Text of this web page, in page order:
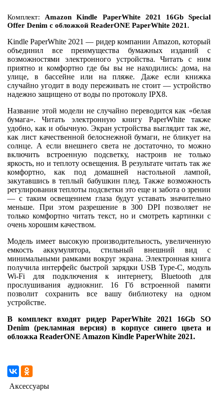
Комплект: Amazon Kindle PaperWhite 2021 16Gb Special
Offer Denim с обложкой ReaderONE PaperWhite 2021.
Kindle PaperWhite 2021 — ридер компании Amazon, который
объединил все преимущества бумажных изданий с
возможностями электронного устройства. Читать с ним
приятно и комфортно где бы вы не находились: дома, на
улице, в бассейне или на пляже. Даже если книжка
случайно угодит в воду переживать не стоит — устройство
надежно защищено от воды по протоколу IPХ8.
Название этой модели не случайно переводится как «белая
бумага». Читать электронную книгу PaperWhite также
удобно, как и обычную. Экран устройства выглядит так же,
как лист качественной белоснежной бумаги, не бликует на
солнце. А если внешнего света не достаточно, то можно
включить встроенную подсветку, настроив не только
яркость, но и теплоту освещения. В результате читать так же
комфортно, как под домашней настольной лампой,
закутавшись в теплый бабушкин плед. Также возможность
регулирования теплоты подсветки это еще и забота о зрении
— с таким освещением глаза будут уставать значительно
меньше. При этом разрешение в 300 DPI позволяет не
только комфортно читать текст, но и смотреть картинки с
очень хорошим качеством.
Модель имеет высокую производительность, увеличенную
емкость аккумулятора, стильный внешний вид с
минимальными рамками вокруг экрана. Электронная книга
получила интерфейс быстрой зарядки USB Type-C, модуль
Wi-Fi для подключения к интернету, Bluetooth для
прослушивания аудиокниг. 16 Гб встроенной памяти
позволит сохранить все вашу библиотеку на одном
устройстве.
В комплект входят ридер PaperWhite 2021 16Gb SO
Denim (рекламная версия) в корпусе синего цвета и
обложка ReaderONE Amazon Kindle PaperWhite 2021.
Аксессуары